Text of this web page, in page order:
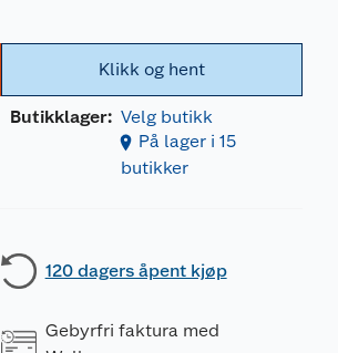
Klikk og hent
Butikklager: Velg butikk
På lager i 15
butikker
120 dagers åpent kjøp
Gebyrfri faktura med